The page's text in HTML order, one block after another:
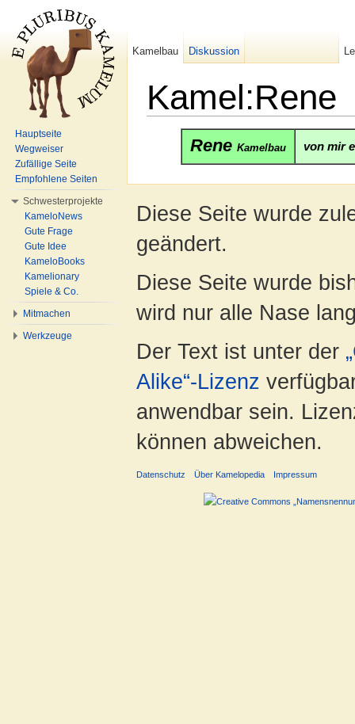
Kamel:Rene
Rene Kamelbau von mir
Kamelbau Diskussion
Hauptseite
Wegweiser
Zufällige Seite
Empfohlene Seiten
Schwesterprojekte
KameloNews
Gute Frage
Gute Idee
KameloBooks
Kamelionary
Spiele & Co.
Mitmachen
Werkzeuge
Diese Seite wurde
geändert.
Diese Seite wurde
wird nur alle Nase
Der Text ist unter der
Alike“-Lizenz
anwendbar sein.
können abweichen.
Datenschutz Über Kamelopedia Impressum